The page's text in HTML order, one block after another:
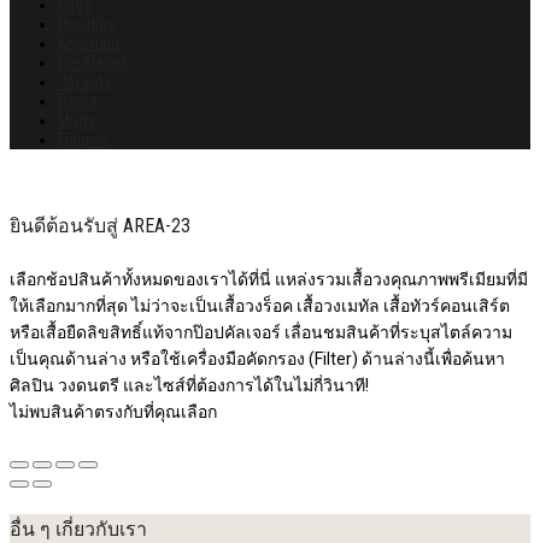
ยินดีต้อนรับสู่ AREA-23
เลือกช้อปสินค้าทั้งหมดของเราได้ที่นี่ แหล่งรวมเสื้อวงคุณภาพพรีเมียมที่มี
ให้เลือกมากที่สุด ไม่ว่าจะเป็นเสื้อวงร็อค เสื้อวงเมทัล เสื้อทัวร์คอนเสิร์ต
หรือเสื้อยืดลิขสิทธิ์แท้จากป๊อปคัลเจอร์ เลื่อนชมสินค้าที่ระบุสไตล์ความ
เป็นคุณด้านล่าง หรือใช้เครื่องมือคัดกรอง (Filter) ด้านล่างนี้เพื่อค้นหา
ศิลปิน วงดนตรี และไซส์ที่ต้องการได้ในไม่กี่วินาที!
ไม่พบสินค้าตรงกับที่คุณเลือก
อื่น ๆ เกี่ยวกับเรา